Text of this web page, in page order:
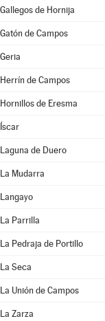
Gallegos de Hornija
Gatón de Campos
Geria
Herrín de Campos
Hornillos de Eresma
Íscar
Laguna de Duero
La Mudarra
Langayo
La Parrilla
La Pedraja de Portillo
La Seca
La Unión de Campos
La Zarza